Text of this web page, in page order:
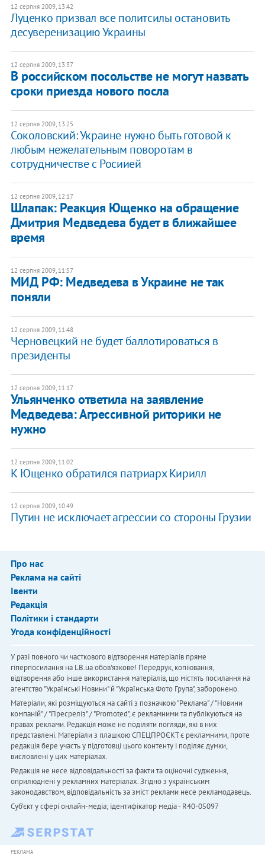
12 серпня 2009, 13:42
Луценко призвал все политсилы остановить
десуверенизацию Украины
12 серпня 2009, 13:37
В российском посольстве не могут назвать
сроки приезда нового посла
12 серпня 2009, 13:25
Соколовский: Украине нужно быть готовой к
любым нежелательным поворотам в
сотрудничестве с Росиией
12 серпня 2009, 12:17
Шлапак: Реакция Ющенко на обращение
Дмитрия Медведева будет в ближайшее
время
12 серпня 2009, 11:57
МИД РФ: Медведева в Украине не так
поняли
12 серпня 2009, 11:48
Черновецкий не будет баллотироваться в
президенты
12 серпня 2009, 11:17
Ульянченко ответила на заявление
Медведева: Агрессивной риторики не
нужно
12 серпня 2009, 11:02
К Ющенко обратился патриарх Кирилл
12 серпня 2009, 10:49
Путин не исключает агрессии со стороны Грузии
Про нас
Реклама на сайті
Івенти
Редакція
Політики і стандарти
Угода конфіденційності
У разі повного чи часткового відтворення матеріалів пряме
гіперпосилання на LB.ua обов'язкове! Передрук, копіювання,
відтворення або інше використання матеріалів, що містять посилання на
агентство "Українськi Новини" й "Українська Фото Група", заборонено.
Матеріали, які розміщуються на сайті з позначкою "Реклама" / "Новини
компаній" / "Пресреліз" / "Promoted", є рекламними та публікуються на
правах реклами. Редакція може не поділяти погляди, які в них
представлені. Матеріали з плашкою СПЕЦПРОЄКТ є рекламними, проте
редакція бере участь у підготовці цього контенту і поділяє думки,
висловлені у цих матеріалах.
Редакція не несе відповідальності за факти та оціночні судження,
оприлюднені у рекламних матеріалах. Згідно з українським
законодавством, відповідальність за зміст реклами несе рекламодавець.
Cуб'єкт у сфері онлайн-медіа; ідентифікатор медіа - R40-05097
РЕКЛАМА